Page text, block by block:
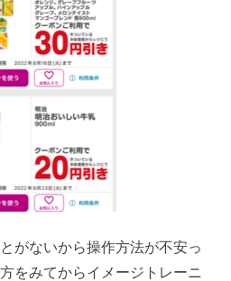
がないから操作方法が不安っ
をみてからイメージトレーニ